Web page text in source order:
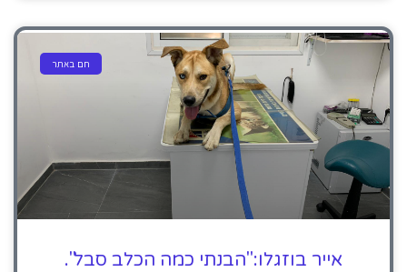
חם באתר
אייר בוזגלו:"הבנתי כמה הכלב סבל".